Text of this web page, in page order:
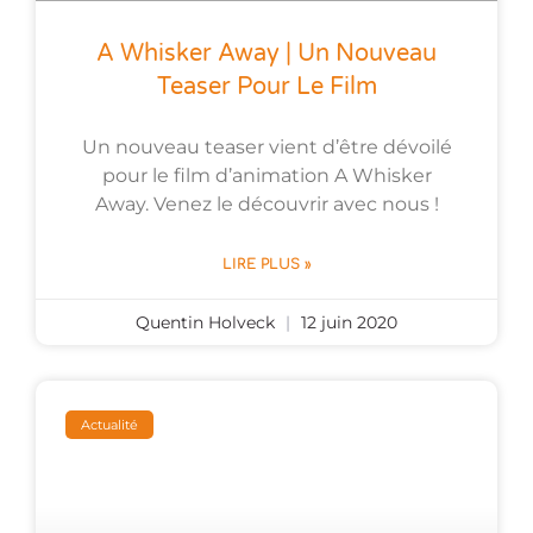
A Whisker Away | Un Nouveau
Teaser Pour Le Film
Un nouveau teaser vient d’être dévoilé
pour le film d’animation A Whisker
Away. Venez le découvrir avec nous !
LIRE PLUS »
Quentin Holveck 12 juin 2020
Actualité